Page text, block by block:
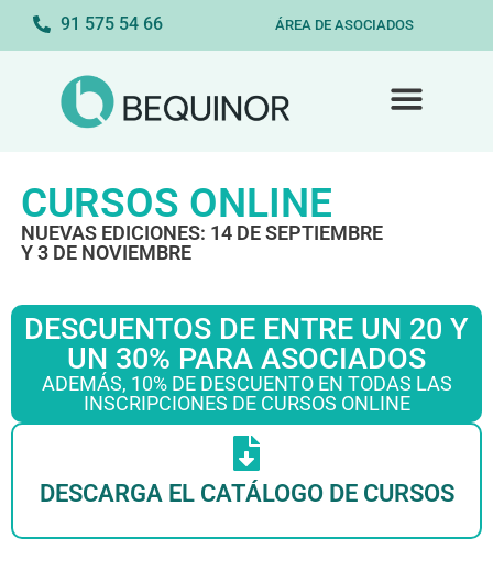
91 575 54 66 ÁREA DE ASOCIADOS
CURSOS ONLINE
NUEVAS EDICIONES: 14 DE SEPTIEMBRE
Y 3 DE NOVIEMBRE
DESCUENTOS DE ENTRE UN 20 Y
UN 30% PARA ASOCIADOS
ADEMÁS, 10% DE DESCUENTO EN TODAS LAS
INSCRIPCIONES DE CURSOS ONLINE
DESCARGA EL CATÁLOGO DE CURSOS